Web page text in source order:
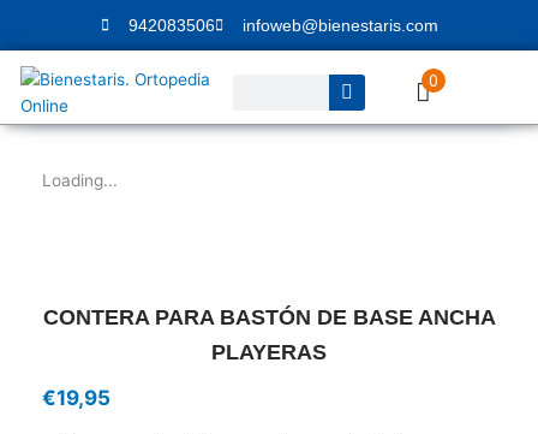
contenido
942083506 infoweb@bienestaris.com
0
Loading...
CONTERA PARA BASTÓN DE BASE ANCHA
PLAYERAS
€19,95